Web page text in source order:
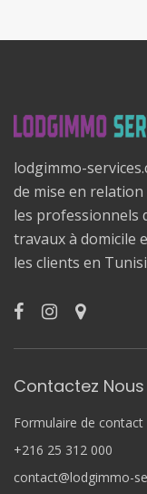
lodgimmo-
de mise en
les professionnels
travaux à domicile
les clients en
Contactez Nous
Formulaire de contact
+216 25 312 000
contact@lodgimmo-